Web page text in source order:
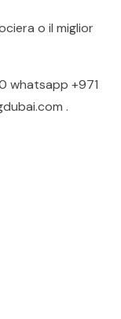
o il miglior
whatsapp +971
.